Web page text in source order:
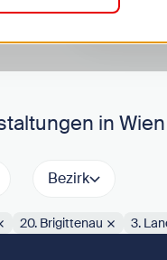
in
Bezirk
20. Brigittenau 3.